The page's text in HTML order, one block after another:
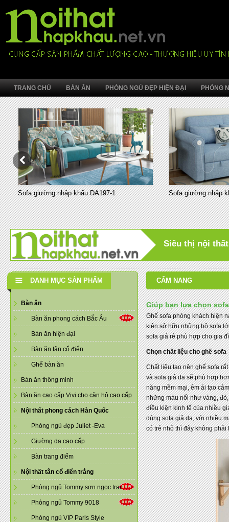
TRANG CHỦ BÀN ĂN PHÒNG NGỦ ĐẸP HIỆN ĐẠI PHÒNG
Sofa giường nhập khẩu DA197-1 Sofa giường nhập
Siêu thị nội
DANH MỤC SẢN PHẨM
Bàn ăn
Bàn ăn phong cách Bắc Âu
Bàn ăn hiện đại
Bàn ăn tân cổ điển
Ghế bàn ăn
Bàn ăn thông minh
Bàn ăn cao cấp Vivi cho căn hộ cao cấp
Nội thất phong cách Hàn Quốc
Phòng ngủ đẹp Juliet -Eva
Giường da cao cấp
Bàn trang điểm
Nội thất tân cổ điển trắng
Phòng ngủ Tommy sơn ngọc trai
Phòng ngủ Tommy 9018
Phòng ngủ VIP Paris Style
CẨM NANG
Giúp bạn lựa chọn
Ghế sofa phòng khách hiện
kiện sở hữu những bộ sofa
sofa giá rẻ phù hợp cho gia
Chọn chất liệu cho ghế sofa
Chất liệu tạo nên ghế sofa
và sofa giả da sẽ phù hợp
năng mềm mại, êm ái tạo
những màu nổi như vàng,
điều kiện kinh tế của nhiều
dùng sofa giả da, với nhiều
có trẻ nhỏ thì đây không phải